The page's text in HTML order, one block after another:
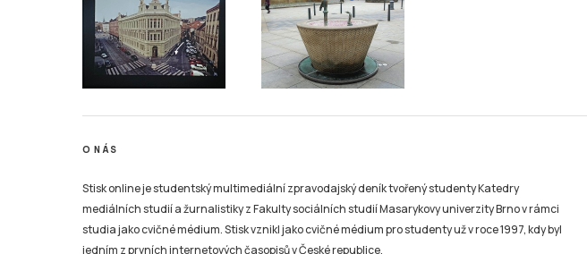
O NÁS
Stisk online je studentský multimediální zpravodajský deník tvořený studenty Katedry
mediálních studií a žurnalistiky z Fakulty sociálních studií Masarykovy univerzity Brno v rámci
studia jako cvičné médium. Stisk vznikl jako cvičné médium pro studenty už v roce 1997, kdy byl
jedním z prvních internetových časopisů v České republice.